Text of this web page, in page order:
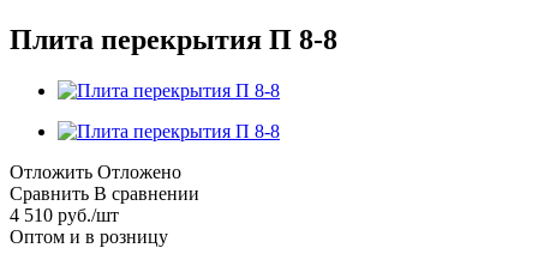
Плита перекрытия П 8-8
Отложить Отложено
Сравнить В сравнении
4 510 руб./шт
Оптом и в розницу